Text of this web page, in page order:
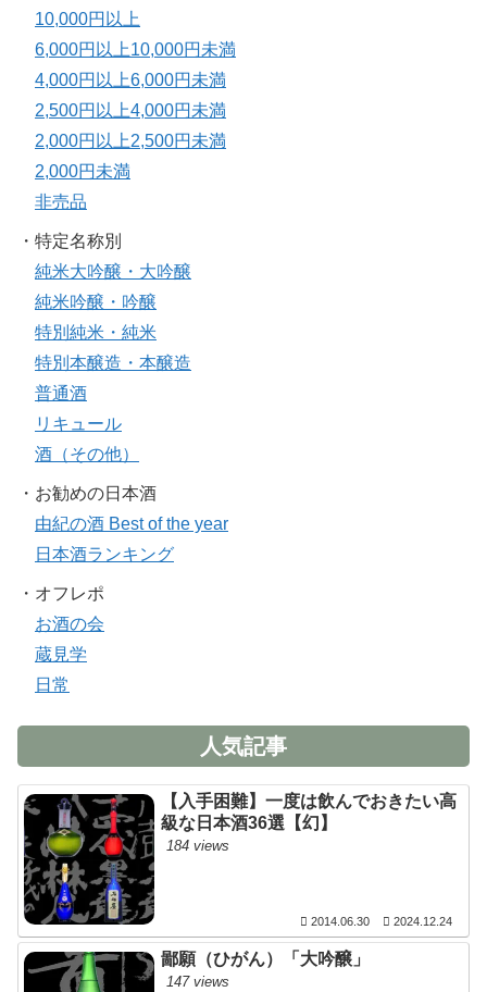
10,000円以上
6,000円以上10,000円未満
4,000円以上6,000円未満
2,500円以上4,000円未満
2,000円以上2,500円未満
2,000円未満
非売品
・特定名称別
純米大吟醸・大吟醸
純米吟醸・吟醸
特別純米・純米
特別本醸造・本醸造
普通酒
リキュール
酒（その他）
・お勧めの日本酒
由紀の酒 Best of the year
日本酒ランキング
・オフレポ
お酒の会
蔵見学
日常
人気記事
【入手困難】一度は飲んでおきたい高
級な日本酒36選【幻】
184 views
2014.06.30 2024.12.24
鄙願（ひがん）「大吟醸」
147 views